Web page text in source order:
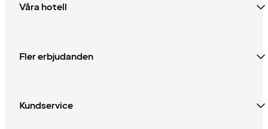
Våra hotell
Fler erbjudanden
Kundservice